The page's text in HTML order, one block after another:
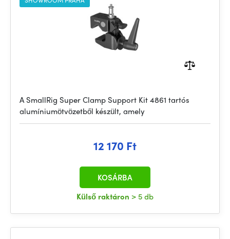
A SmallRig Super Clamp Support Kit 4861 tartós
alumíniumötvözetből készült, amely
12 170 Ft
Külső raktáron > 5 db
KOSÁRBA